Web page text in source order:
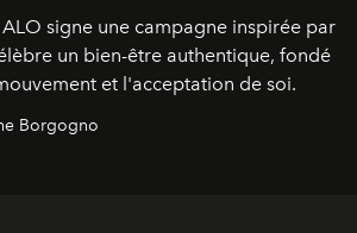
signe une campagne inspirée par
un bien-être authentique, fondé
et l'acceptation de soi.
Borgogno